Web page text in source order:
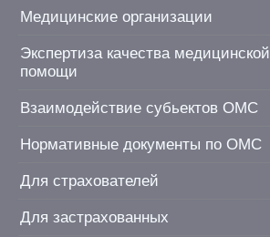
Медицинские организации
Экспертиза качества медицинской
помощи
Взаимодействие субьектов ОМС
Нормативные документы по ОМС
Для страхователей
Для застрахованных